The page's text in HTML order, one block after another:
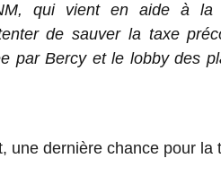
qui vient en aide à la
de sauver la taxe
par Bercy et le lobby des
une dernière chance pour la